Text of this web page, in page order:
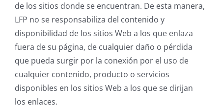
de los sitios donde se encuentran. De esta manera,
LFP no se responsabiliza del contenido y
disponibilidad de los sitios Web a los que enlaza
fuera de su página, de cualquier daño o pérdida
que pueda surgir por la conexión por el uso de
cualquier contenido, producto o servicios
disponibles en los sitios Web a los que se dirijan
los enlaces.